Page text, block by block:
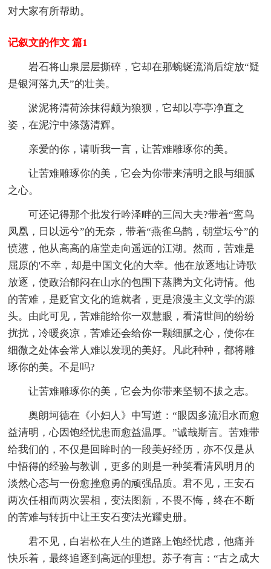
对大家有所帮助。
记叙文的作文 篇1
岩石将山泉层层撕碎，它却在那蜿蜒流淌后绽放“疑
是银河落九天”的壮美。
淤泥将清荷涂抹得颇为狼狈，它却以亭亭净直之
姿，在泥泞中涤荡清辉。
亲爱的你，请听我一言，让苦难雕琢你的美。
让苦难雕琢你的美，它会为你带来清明之眼与细腻
之心。
可还记得那个批发行吟泽畔的三闾大夫?带着“鸾鸟
凤凰，日以远兮”的无奈，带着“燕雀乌鹊，朝堂坛兮”的
愤懑，他从高高的庙堂走向遥远的江湖。然而，苦难是
屈原的'不幸，却是中国文化的大幸。他在放逐地让诗歌
放逐，使政治郁闷在山水的包围下蒸腾为文化诗情。他
的苦难，是贬官文化的造就者，更是浪漫主义文学的源
头。由此可见，苦难能给你一双慧眼，看清世间的纷纷
扰扰，冷暖炎凉，苦难还会给你一颗细腻之心，使你在
细微之处体会常人难以发现的美好。凡此种种，都将雕
琢你的美。不是吗?
让苦难雕琢你的美，它会为你带来坚韧不拔之志。
奥朗坷德在《小妇人》中写道：“眼因多流泪水而愈
益清明，心因饱经忧患而愈益温厚。”诚哉斯言。苦难带
给我们的，不仅是回眸时的一段美好经历，亦不仅是从
中悟得的经验与教训，更多的则是一种笑看清风明月的
淡然心态与一份愈挫愈勇的顽强品质。君不见，王安石
两次任相而两次罢相，变法图新，不畏不悔，终在不断
的苦难与转折中让王安石变法光耀史册。
君不见，白岩松在人生的道路上饱经忧虑，他痛并
快乐着，最终追逐到高远的理想。苏子有言：“古之成大